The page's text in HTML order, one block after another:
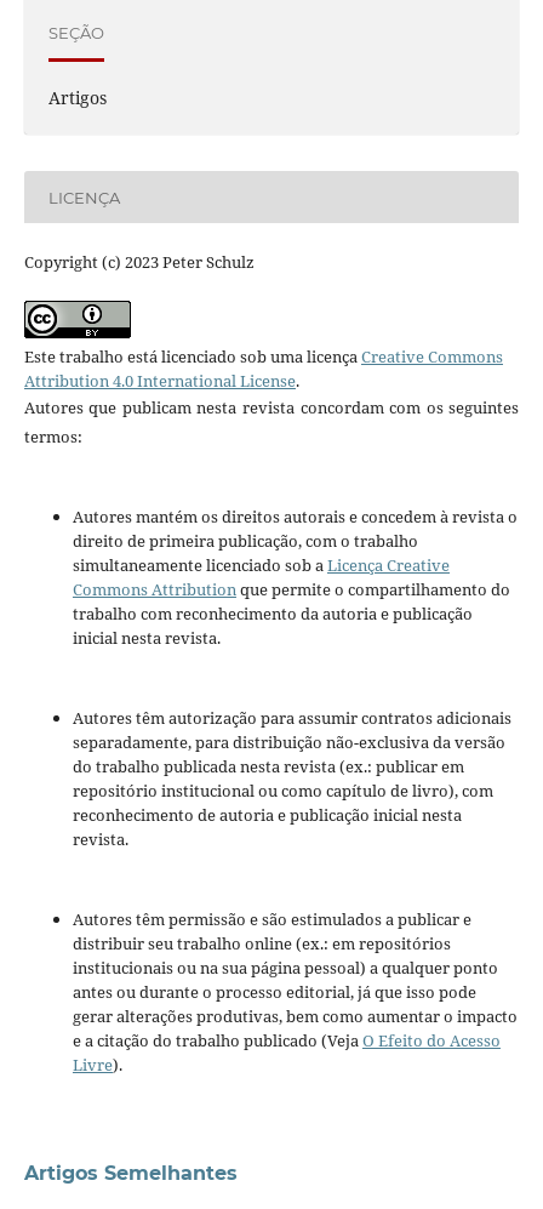
SEÇÃO
Artigos
LICENÇA
Copyright (c) 2023 Peter Schulz
Este trabalho está licenciado sob uma licençaCreative Commons
Attribution 4.0 International License.
Autores que publicam nesta revista concordam com os seguintes
termos:
Autores mantém os direitos autorais e concedem à revista o
direito de primeira publicação, com o trabalho
simultaneamente licenciado sob aLicença Creative
Commons Attributionque permite o compartilhamento do
trabalho com reconhecimento da autoria e publicação
inicial nesta revista.
Autores têm autorização para assumir contratos adicionais
separadamente, para distribuição não-exclusiva da versão
do trabalho publicada nesta revista (ex.: publicar em
repositório institucional ou como capítulo de livro), com
reconhecimento de autoria e publicação inicial nesta
revista.
Autores têm permissão e são estimulados a publicar e
distribuir seu trabalho online (ex.: em repositórios
institucionais ou na sua página pessoal) a qualquer ponto
antes ou durante o processo editorial, já que isso pode
gerar alterações produtivas, bem como aumentar o impacto
e a citação do trabalho publicado (VejaO Efeito do Acesso
Livre).
Artigos Semelhantes